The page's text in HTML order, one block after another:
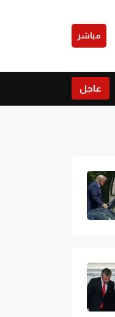
مباشر
عاجل